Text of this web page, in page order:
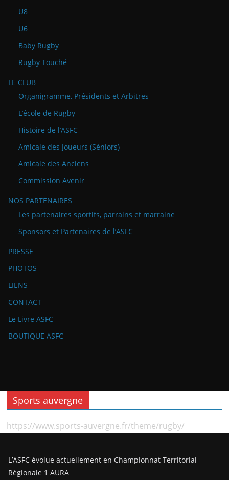
U8
U6
Baby Rugby
Rugby Touché
LE CLUB
Organigramme, Présidents et Arbitres
L’école de Rugby
Histoire de l’ASFC
Amicale des Joueurs (Séniors)
Amicale des Anciens
Commission Avenir
NOS PARTENAIRES
Les partenaires sportifs, parrains et marraine
Sponsors et Partenaires de l’ASFC
PRESSE
PHOTOS
LIENS
CONTACT
Le Livre ASFC
BOUTIQUE ASFC
Sports auvergne
https://www.sports-auvergne.fr/theme/rugby/
L’ASFC évolue actuellement en Championnat Territorial
Régionale 1 AURA